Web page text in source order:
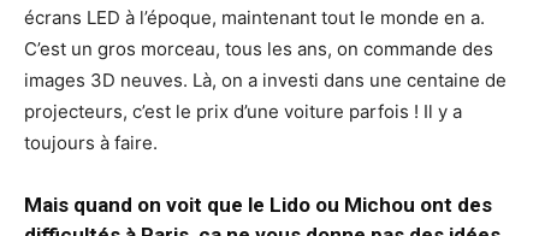
écrans LED à l’époque, maintenant tout le monde en a.
C’est un gros morceau, tous les ans, on commande des
images 3D neuves. Là, on a investi dans une centaine de
projecteurs, c’est le prix d’une voiture parfois ! Il y a
toujours à faire.
Mais quand on voit que le Lido ou Michou ont des